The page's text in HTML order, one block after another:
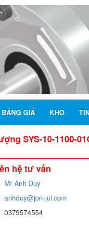
BẢNG GIÁ KHO
SYS-10-1100-
hệ tư vấn
Mr Anh Duy
anhduy@jon-jul.com
0379574554